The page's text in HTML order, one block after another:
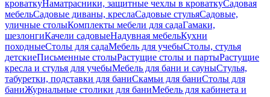
кроваткуНаматрасники, защитные чехлы в кроваткуСадовая
мебельСадовые диваны, креслаСадовые стульяСадовые,
уличные столыКомплекты мебели для садаГамаки,
шезлонгиКачели садовыеНадувная мебельКухни
походныеСтолы для садаМебель для учебыСтолы, стулья
детскиеПисьменные столыРастущие столы и партыРастущие
кресла и стулья для учебыМебель для бани и сауныСтулья,
табуретки, подставки для баниСкамьи для баниСтолы для
баниЖурнальные столики для баниМебель для кабинета и